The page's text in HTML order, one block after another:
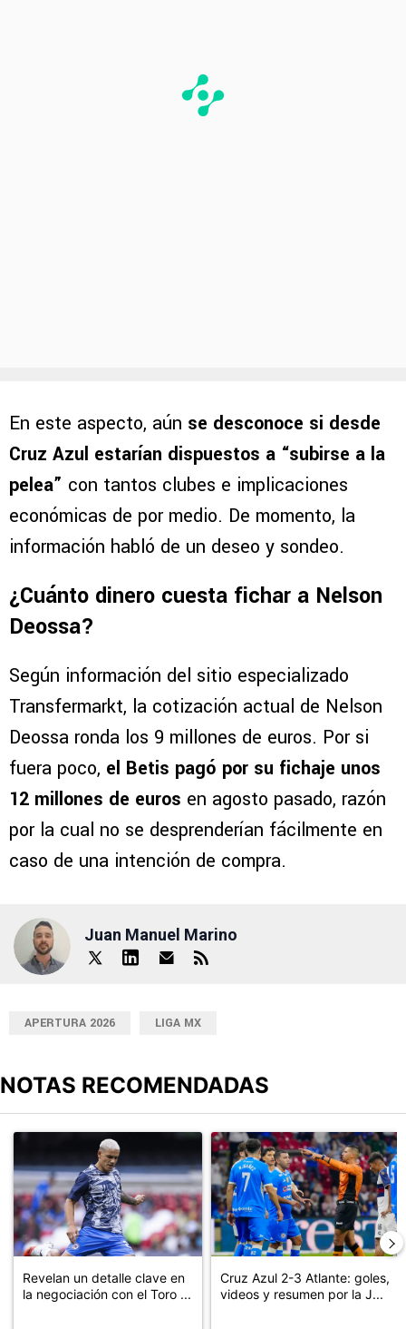
En este aspecto, aún se desconoce si desde
Cruz Azul estarían dispuestos a “subirse a la
pelea” con tantos clubes e implicaciones
económicas de por medio. De momento, la
información habló de un deseo y sondeo.
¿Cuánto dinero cuesta fichar a Nelson
Deossa?
Según información del sitio especializado
Transfermarkt, la cotización actual de Nelson
Deossa ronda los 9 millones de euros. Por si
fuera poco, el Betis pagó por su fichaje unos
12 millones de euros en agosto pasado, razón
por la cual no se desprenderían fácilmente en
caso de una intención de compra.
Juan Manuel Marino
APERTURA 2026 LIGA MX
NOTAS RECOMENDADAS
Un artículo de tendencia con el título "Revelan un detalle clave
Revelan un detalle clave en
la negociación con el Toro ...
Un artículo de tendencia con el
Cruz Azul 2-3 Atlante: goles,
videos y resumen por la J...